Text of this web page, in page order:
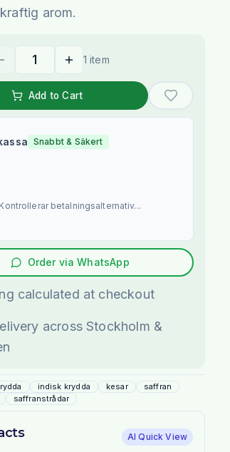
arom.
1 item
Add to Cart
Snabbt & Säkert
Kontrollerar betalningsalternativ...
Order via WhatsApp
calculated at checkout
across Stockholm &
indisk krydda kesar
saffran
saffranstrådar
AI Quick View